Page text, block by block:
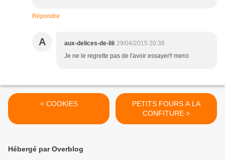
Répondre
A aux-delices-de-lili 29/04/2015 20:38
Je ne le regrette pas de l'avoir essayer!! merci
< COOKIES
PETITS FOURS A LA
CONFITURE >
Hébergé par Overblog